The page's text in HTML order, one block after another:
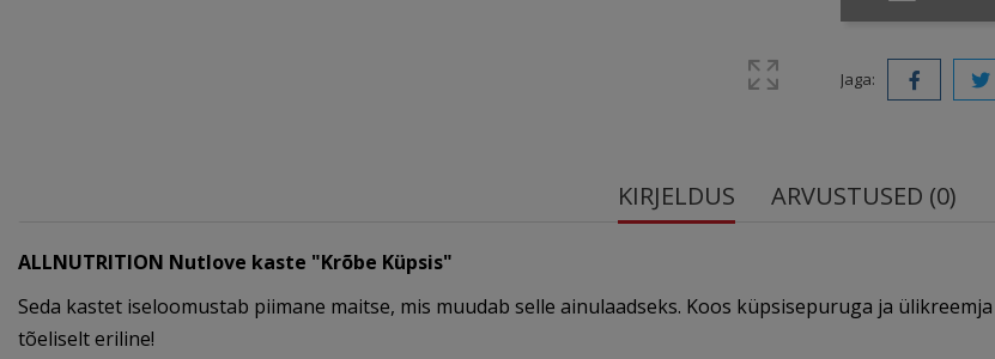
Jaga:
KIRJELDUS ARVUSTUSED (0)
ALLNUTRITION Nutlove kaste "Krõbe Küpsis"
Seda kastet iseloomustab piimane maitse, mis muudab selle ainulaadseks. Koos küpsisepuruga ja
tõeliselt eriline!